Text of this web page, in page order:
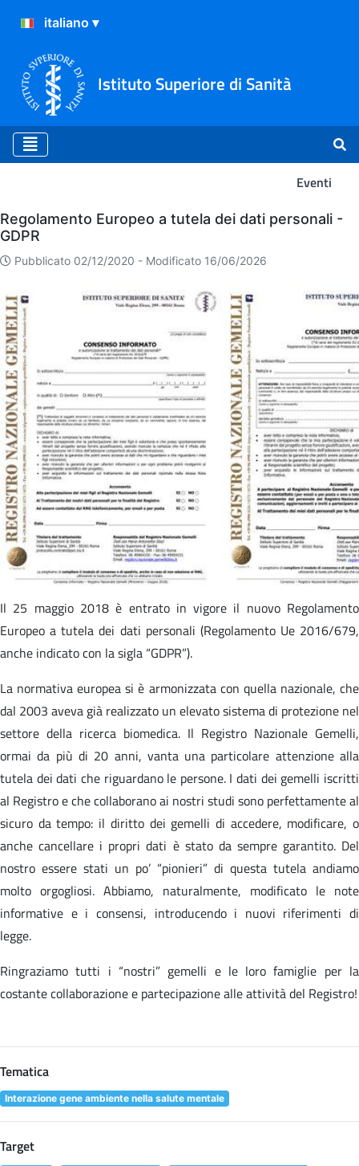
Istituto Superiore di Sanità
Eventi
Eventi
Regolamento Europeo a tutela dei dati personali -
GDPR
Pubblicato 02/12/2020 - Modificato 16/06/2026
Il 25 maggio 2018 è entrato in vigore il nuovo Regolamento
Europeo a tutela dei dati personali (Regolamento Ue 2016/679,
anche indicato con la sigla “GDPR”).
La normativa europea si è armonizzata con quella nazionale, che
dal 2003 aveva già realizzato un elevato sistema di protezione nel
settore della ricerca biomedica. Il Registro Nazionale Gemelli,
ormai da più di 20 anni, vanta una particolare attenzione alla
tutela dei dati che riguardano le persone. I dati dei gemelli iscritti
al Registro e che collaborano ai nostri studi sono perfettamente al
sicuro da tempo: il diritto dei gemelli di accedere, modificare, o
anche cancellare i propri dati è stato da sempre garantito. Del
nostro essere stati un po’ “pionieri” di questa tutela andiamo
molto orgogliosi. Abbiamo, naturalmente, modificato le note
informative e i consensi, introducendo i nuovi riferimenti di
legge.
Ringraziamo tutti i “nostri” gemelli e le loro famiglie per la
costante collaborazione e partecipazione alle attività del Registro!
Tematica
Interazione gene ambiente nella salute mentale
Target